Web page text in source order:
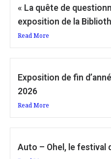
« La quête de
exposition de la
Read More
Exposition de fin
2026
Read More
Auto – Ohel, le